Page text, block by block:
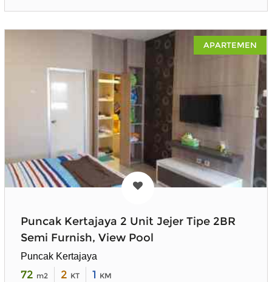
APARTEMEN
Puncak Kertajaya 2 Unit Jejer Tipe 2BR
Semi Furnish, View Pool
Puncak Kertajaya
72 m2 2 KT 1 KM